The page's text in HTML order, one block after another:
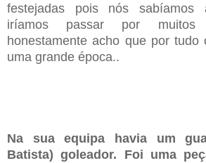
festejadas pois nós sabíamos
iríamos passar por muitos
honestamente acho que por tudo
uma grande época..
Na sua equipa havia um
Batista) goleador. Foi uma